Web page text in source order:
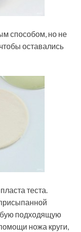
способом, но не
оставались
теста.
подходящую
ножа круги,